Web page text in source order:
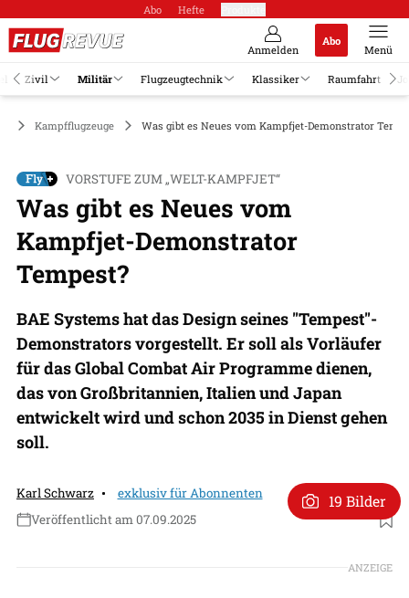
Abo Hefte
Anmelden
Abo
Menü
Zivil Militär Flugzeugtechnik Klassiker Raumfahrt
Kampfflugzeuge Was gibt es Neues vom Kampfjet-Demonstrator
VORSTUFE ZUM „WELT-KAMPFJET“
Was gibt es Neues vom
Kampfjet-Demonstrator
Tempest?
BAE Systems hat das Design seines "Tempest"-
Demonstrators vorgestellt. Er soll als Vorläufer
für das Global Combat Air Programme dienen,
das von Großbritannien, Italien und Japan
entwickelt wird und schon 2035 in Dienst gehen
soll.
Karl Schwarz
exklusiv für Abonnenten
Veröffentlicht am 07.09.2025
Foto: BAE Systems
19 Bilder
ANZEIGE